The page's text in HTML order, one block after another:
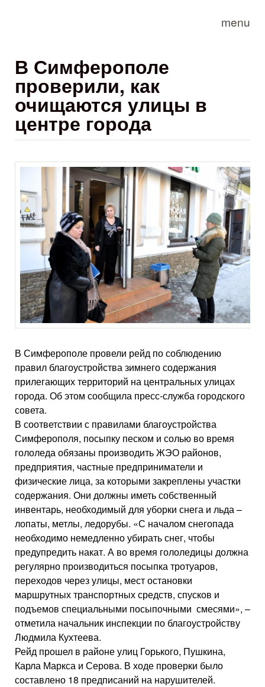
menu
В Симферополе
проверили, как
очищаются улицы в
центре города
В Симферополе провели рейд по соблюдению
правил благоустройства зимнего содержания
прилегающих территорий на центральных улицах
города. Об этом сообщила пресс-служба городского
совета.
В соответствии с правилами благоустройства
Симферополя, посыпку песком и солью во время
гололеда обязаны производить ЖЭО районов,
предприятия, частные предприниматели и
физические лица, за которыми закреплены участки
содержания. Они должны иметь собственный
инвентарь, необходимый для уборки снега и льда –
лопаты, метлы, ледорубы. «С началом снегопада
необходимо немедленно убирать снег, чтобы
предупредить накат. А во время гололедицы должна
регулярно производиться посыпка тротуаров,
переходов через улицы, мест остановки
маршрутных транспортных средств, спусков и
подъемов специальными посыпочными смесями», –
отметила начальник инспекции по благоустройству
Людмила Кухтеева.
Рейд прошел в районе улиц Горького, Пушкина,
Карла Маркса и Серова. В ходе проверки было
составлено 18 предписаний на нарушителей.